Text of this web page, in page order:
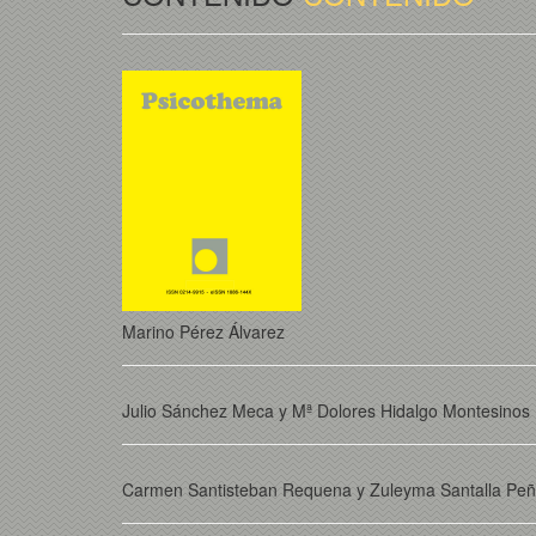
Marino Pérez Álvarez
Julio Sánchez Meca y Mª Dolores Hidalgo Montesinos
Carmen Santisteban Requena y Zuleyma Santalla